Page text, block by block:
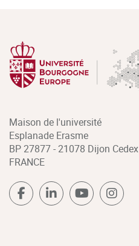
Maison de l'université
Esplanade Erasme
BP 27877 - 21078 Dijon Cedex
FRANCE